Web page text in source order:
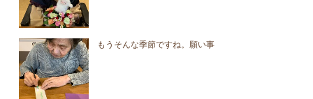
もうそんな季節ですね。願い事